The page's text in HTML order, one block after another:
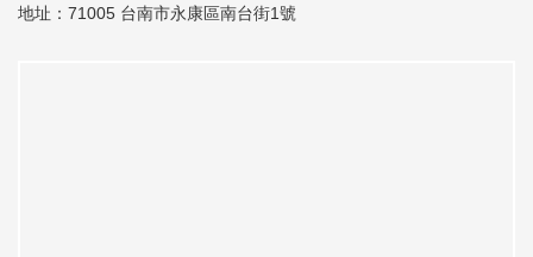
地址：71005 台南市永康區南台街1號